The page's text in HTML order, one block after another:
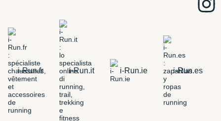
i-Run.fr i-Run.it i-Run.ie i-Run.es